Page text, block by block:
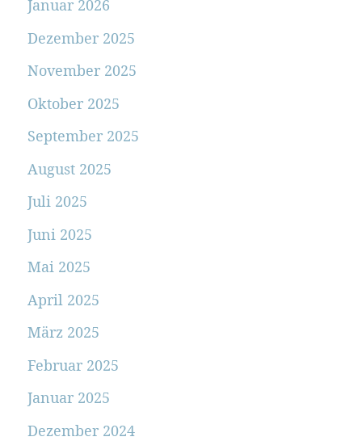
Januar 2026
Dezember 2025
November 2025
Oktober 2025
September 2025
August 2025
Juli 2025
Juni 2025
Mai 2025
April 2025
März 2025
Februar 2025
Januar 2025
Dezember 2024